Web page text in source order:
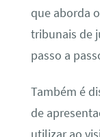
que aborda
tribunais de
passo a
Também é
de